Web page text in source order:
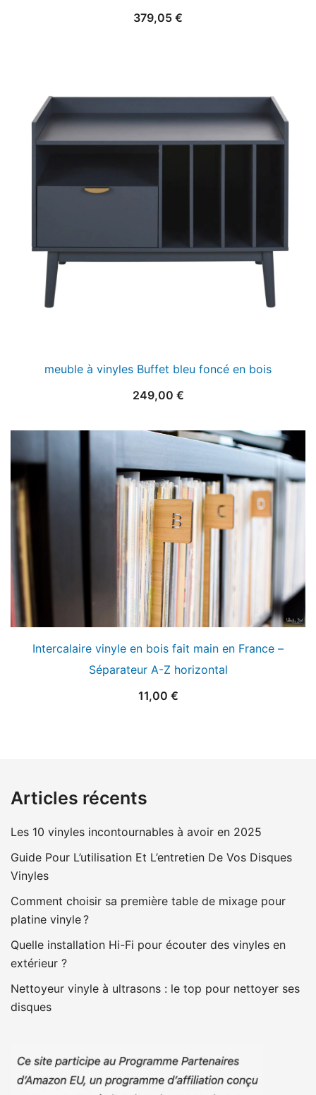
379,05 €
meuble à vinyles Buffet bleu foncé en bois
249,00 €
Intercalaire vinyle en bois fait main en France –
Séparateur A-Z horizontal
11,00 €
Articles récents
Les 10 vinyles incontournables à avoir en 2025
Guide Pour L’utilisation Et L’entretien De Vos Disques
Vinyles
Comment choisir sa première table de mixage pour
platine vinyle ?
Quelle installation Hi-Fi pour écouter des vinyles en
extérieur ?
Nettoyeur vinyle à ultrasons : le top pour nettoyer ses
disques